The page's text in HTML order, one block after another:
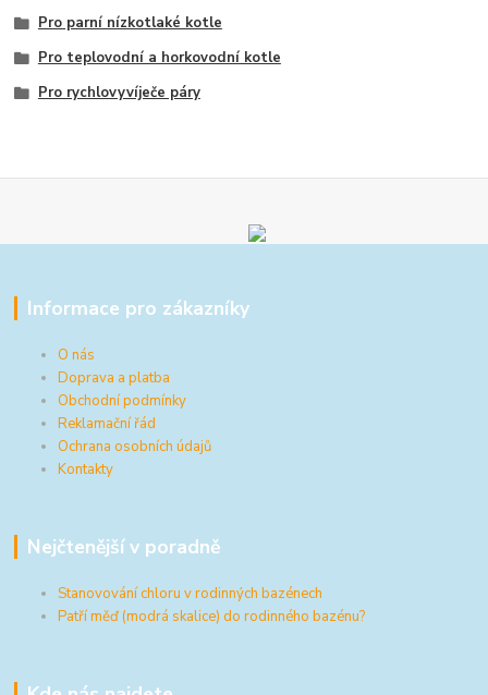
Pro parní nízkotlaké kotle
Pro teplovodní a horkovodní kotle
Pro rychlovyvíječe páry
Informace pro zákazníky
O nás
Doprava a platba
Obchodní podmínky
Reklamační řád
Ochrana osobních údajů
Kontakty
Nejčtenější v poradně
Stanovování chloru v rodinných bazénech
Patří měď (modrá skalice) do rodinného bazénu?